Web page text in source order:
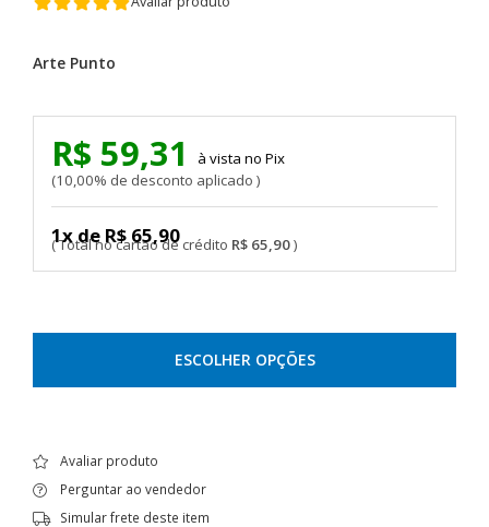
Arte Punto
R$ 65,90
1x de R$ 65,90
R$ 59,31
10,00% de desconto aplicado
Pix
ESCOLHER OPÇÕES
Avaliar produto
Perguntar ao vendedor
Simular frete deste item